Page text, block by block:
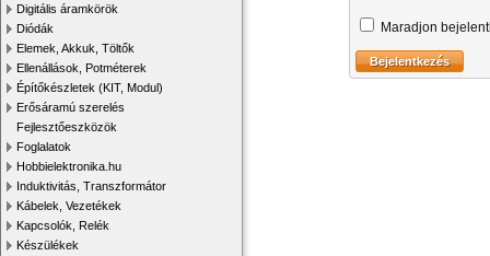
Digitális áramkörök
Diódák
Elemek, Akkuk, Töltők
Ellenállások, Potméterek
Építőkészletek (KIT, Modul)
Erősáramú szerelés
Fejlesztőeszközök
Foglalatok
Hobbielektronika.hu
Induktivitás, Transzformátor
Kábelek, Vezetékek
Kapcsolók, Relék
Készülékek
Maradjon